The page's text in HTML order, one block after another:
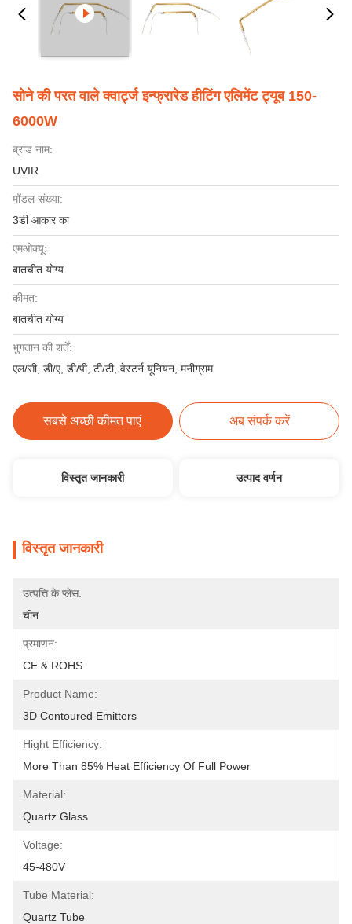
सोने की परत वाले क्वार्ट्ज इन्फ्रारेड हीटिंग एलिमेंट ट्यूब 150-
6000W
ब्रांड नाम:
UVIR
मॉडल संख्या:
3डी आकार का
एमओक्यू:
बातचीत योग्य
कीमत:
बातचीत योग्य
भुगतान की शर्तें:
एल/सी, डी/ए, डी/पी, टी/टी, वेस्टर्न यूनियन, मनीग्राम
सबसे अच्छी कीमत पाएं अब संपर्क करें
विस्तृत जानकारी उत्पाद वर्णन
विस्तृत जानकारी
उत्पत्ति के प्लेस:
चीन
प्रमाणन:
CE & ROHS
Product Name:
3D Contoured Emitters
Hight Efficiency:
More Than 85% Heat Efficiency Of Full Power
Material:
Quartz Glass
Voltage:
45-480V
Tube Material:
Quartz Tube